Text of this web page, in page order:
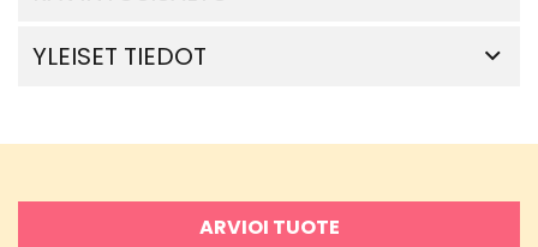
YLEISET TIEDOT
ARVIOI TUOTE